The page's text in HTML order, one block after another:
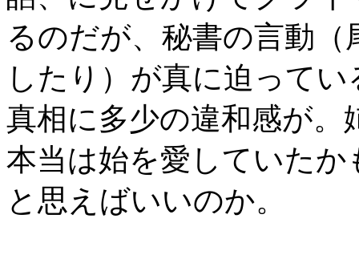
るのだが、秘書の言動
したり）が真に迫って
真相に多少の違和感が
本当は始を愛していた
と思えばいいのか。